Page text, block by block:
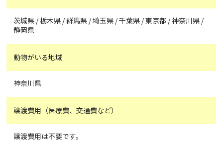
茨城県 / 栃木県 / 群馬県 / 埼玉県 / 千葉県 / 東京都 / 神奈川県 /
静岡県
動物がいる地域
神奈川県
譲渡費用（医療費、交通費など）
譲渡費用は不要です。